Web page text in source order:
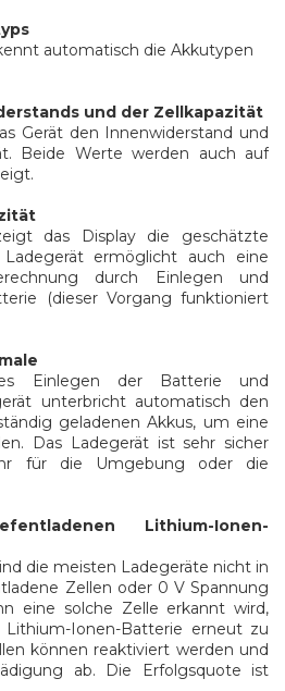
automatisch die Akkutypen
und der Zellkapazität
Gerät den Innenwiderstand und
Beide Werte werden auch auf
das Display die geschätzte
ermöglicht auch eine
durch Einlegen und
(dieser Vorgang funktioniert
Einlegen der Batterie und
unterbricht automatisch den
geladenen Akkus, um eine
Das Ladegerät ist sehr sicher
für die Umgebung oder die
Lithium-Ionen-
die meisten Ladegeräte nicht in
Zellen oder 0 V Spannung
eine solche Zelle erkannt wird,
Ionen-Batterie erneut zu
können reaktiviert werden und
ab. Die Erfolgsquote ist